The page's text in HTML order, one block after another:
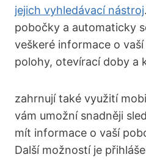
jejich vyhledávací nástroj
pobočky a automaticky
veškeré informace o
polohy, otevírací doby a
zahrnují také využití
vám umožní snadněji
mít informace o vaší
Další možností je